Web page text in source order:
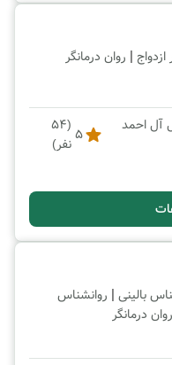
| روان درمانگر
آل احمد
5
(
54
نفر)
بالینی | روانشناس
روان درمانگر